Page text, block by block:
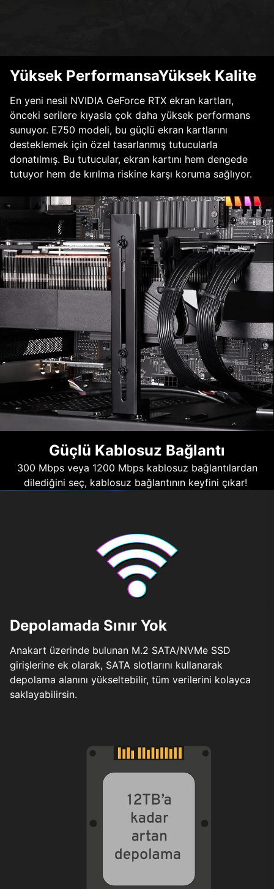
Yüksek PerformansaYüksek Kalite
En yeni nesil NVIDIA GeForce RTX ekran kartları,
önceki serilere kıyasla çok daha yüksek performans
sunuyor. E750 modeli, bu güçlü ekran kartlarını
desteklemek için özel tasarlanmış tutucularla
donatılmış. Bu tutucular, ekran kartını hem dengede
tutuyor hem de kırılma riskine karşı koruma sağlıyor.
Güçlü Kablosuz Bağlantı
300 Mbps veya 1200 Mbps kablosuz bağlantılardan
dilediğini seç, kablosuz bağlantının keyfini çıkar!
Depolamada Sınır Yok
Anakart üzerinde bulunan M.2 SATA/NVMe SSD
girişlerine ek olarak, SATA slotlarını kullanarak
depolama alanını yükseltebilir, tüm verilerini kolayca
saklayabilirsin.